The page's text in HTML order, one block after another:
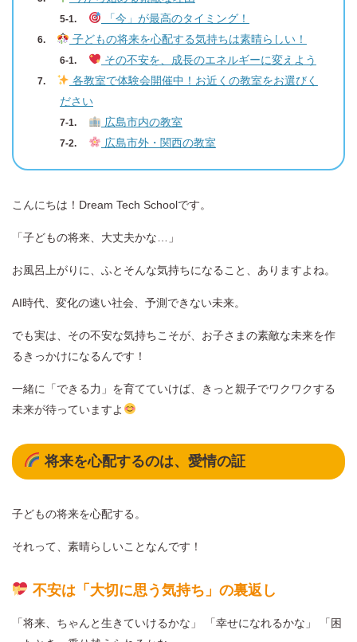
「今」が最高のタイミング！
子どもの将来を心配する気持ちは素晴らしい！
その不安を、成長のエネルギーに変えよう
各教室で体験会開催中！お近くの教室をお選びく
ださい
広島市内の教室
広島市外・関西の教室
こんにちは！Dream Tech Schoolです。
「子どもの将来、大丈夫かな…」
お風呂上がりに、ふとそんな気持ちになること、ありますよね。
AI時代、変化の速い社会、予測できない未来。
でも実は、その不安な気持ちこそが、お子さまの素敵な未来を作
るきっかけになるんです！
一緒に「できる力」を育てていけば、きっと親子でワクワクする
未来が待っていますよ
将来を心配するのは、愛情の証
子どもの将来を心配する。
それって、素晴らしいことなんです！
不安は「大切に思う気持ち」の裏返し
「将来、ちゃんと生きていけるかな」 「幸せになれるかな」 「困